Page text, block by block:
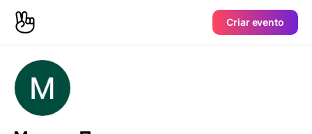
Criar evento